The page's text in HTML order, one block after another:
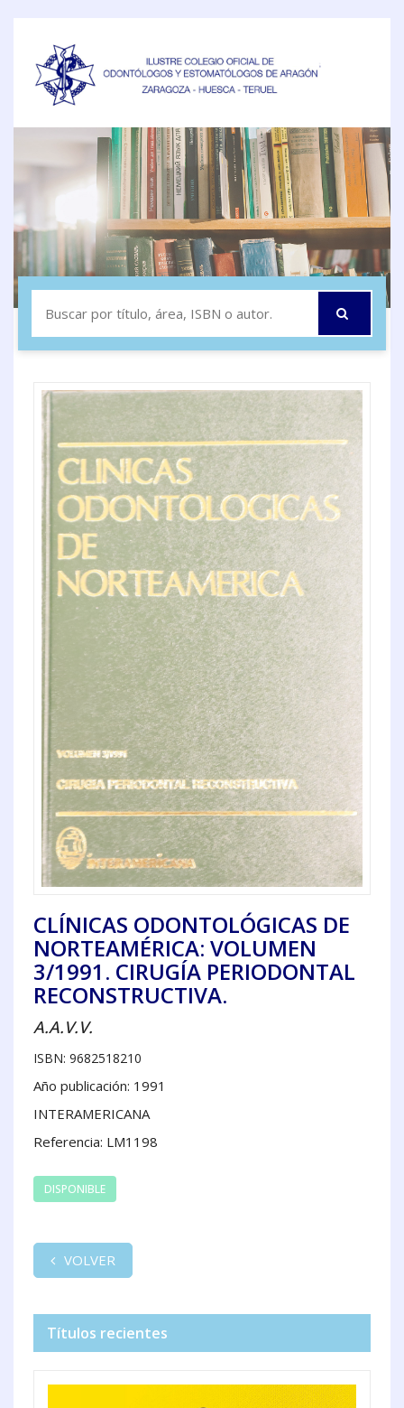
CLÍNICAS ODONTOLÓGICAS DE
NORTEAMÉRICA: VOLUMEN
3/1991. CIRUGÍA PERIODONTAL
RECONSTRUCTIVA.
A.A.V.V.
ISBN: 9682518210
Año publicación: 1991
INTERAMERICANA
Referencia: LM1198
DISPONIBLE
VOLVER
Títulos recientes